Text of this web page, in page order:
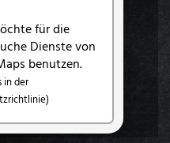
für die
Dienste von
benutzen.
in der